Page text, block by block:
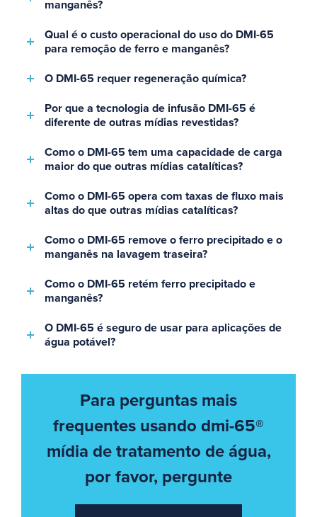
manganês?
Qual é o custo operacional do uso do DMI-65
para remoção de ferro e manganês?
O DMI-65 requer regeneração química?
Por que a tecnologia de infusão DMI-65 é
diferente de outras mídias revestidas?
Como o DMI-65 tem uma capacidade de carga
maior do que outras mídias catalíticas?
Como o DMI-65 opera com taxas de fluxo mais
altas do que outras mídias catalíticas?
Como o DMI-65 remove o ferro precipitado e o
manganês na lavagem traseira?
Como o DMI-65 retém ferro precipitado e
manganês?
O DMI-65 é seguro de usar para aplicações de
água potável?
Para perguntas mais
frequentes usando dmi-65®
mídia de tratamento de água,
por favor, pergunte